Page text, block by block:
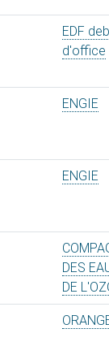
EDF
d'office
ENGIE
ENGIE
DES
DE